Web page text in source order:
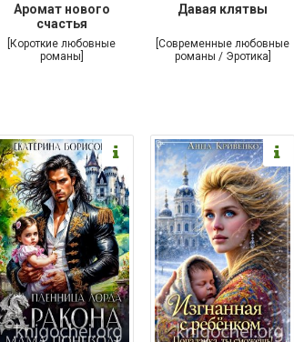
Аромат нового
счастья
[Короткие любовные
романы]
Давая клятвы
[Современные любовные
романы / Эротика]